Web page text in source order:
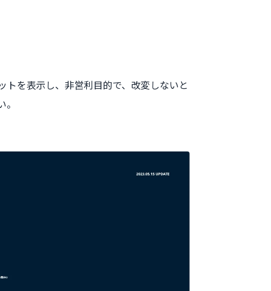
トを表示し、非営利目的で、改変しないと